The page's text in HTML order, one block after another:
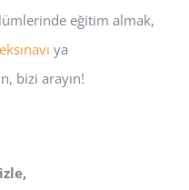
eğitim almak,
ya
bizi arayın!